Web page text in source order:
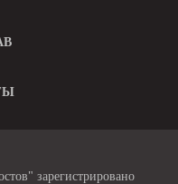
зарегистрировано